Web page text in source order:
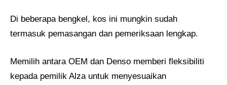
Di beberapa bengkel, kos ini mungkin sudah
termasuk pemasangan dan pemeriksaan lengkap.
Memilih antara OEM dan Denso memberi fleksibiliti
kepada pemilik Alza untuk menyesuaikan